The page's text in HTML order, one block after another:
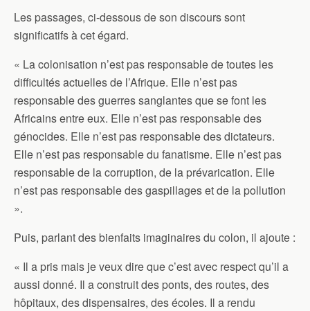
Les passages, ci-dessous de son discours sont
significatifs à cet égard.
« La colonisation n’est pas responsable de toutes les
difficultés actuelles de l’Afrique. Elle n’est pas
responsable des guerres sanglantes que se font les
Africains entre eux. Elle n’est pas responsable des
génocides. Elle n’est pas responsable des dictateurs.
Elle n’est pas responsable du fanatisme. Elle n’est pas
responsable de la corruption, de la prévarication. Elle
n’est pas responsable des gaspillages et de la pollution
».
Puis, parlant des bienfaits imaginaires du colon, il ajoute :
« Il a pris mais je veux dire que c’est avec respect qu’il a
aussi donné. Il a construit des ponts, des routes, des
hôpitaux, des dispensaires, des écoles. Il a rendu